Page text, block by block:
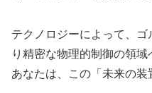
テクノロジーによって、
り精密な物理的制御の領域
あなたは、この「未来の